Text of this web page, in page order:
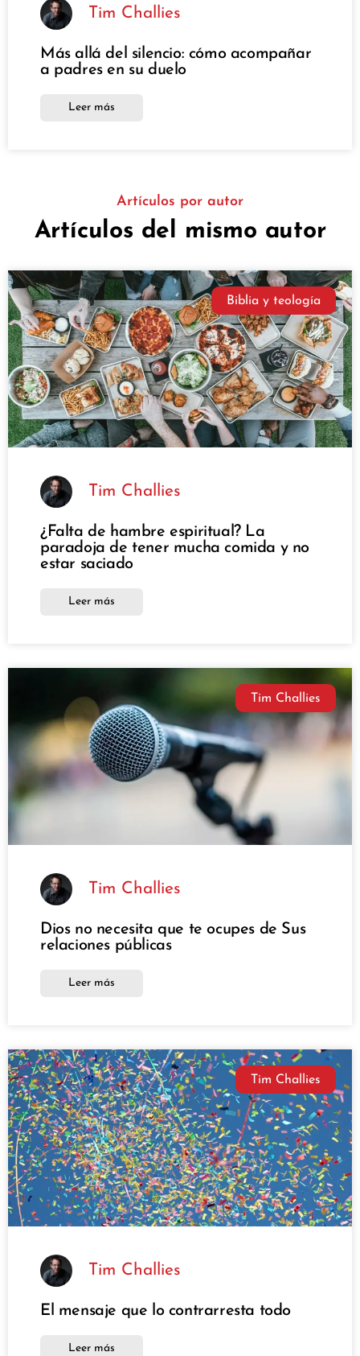
Tim Challies
Más allá del silencio: cómo acompañar
a padres en su duelo
Leer más
Artículos por autor
Artículos del mismo autor
Biblia y teología
Tim Challies
¿Falta de hambre espiritual? La
paradoja de tener mucha comida y no
estar saciado
Leer más
Tim Challies
Tim Challies
Dios no necesita que te ocupes de Sus
relaciones públicas
Leer más
Tim Challies
Tim Challies
El mensaje que lo contrarresta todo
Leer más